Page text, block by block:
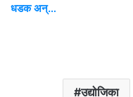
धडक अन्…
उद्योजिका